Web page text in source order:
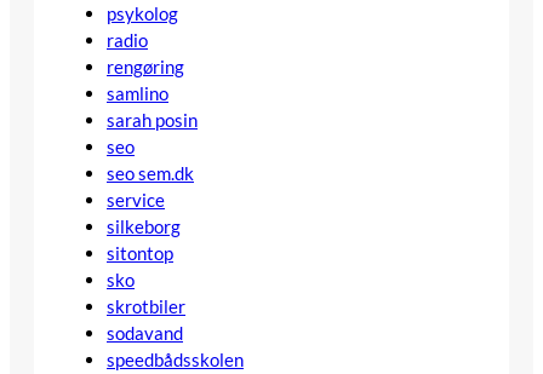
psykolog
radio
rengøring
samlino
sarah posin
seo
seo sem.dk
service
silkeborg
sitontop
sko
skrotbiler
sodavand
speedbådsskolen